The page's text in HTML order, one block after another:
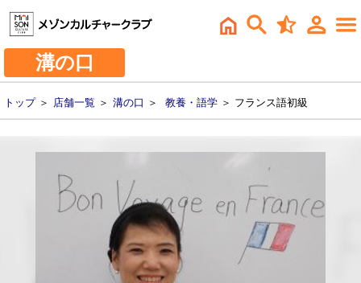
溝の口
トップ＞ 店舗一覧 ＞ 溝の口 ＞ 教養・語学 ＞ フランス語初級